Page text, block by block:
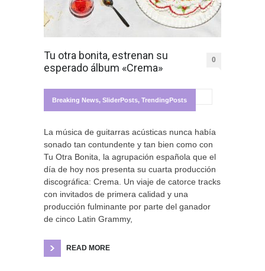
Tu otra bonita, estrenan su
esperado álbum «Crema»
0
Breaking News, SliderPosts, TrendingPosts
La música de guitarras acústicas nunca había
sonado tan contundente y tan bien como con
Tu Otra Bonita, la agrupación española que el
día de hoy nos presenta su cuarta producción
discográfica: Crema. Un viaje de catorce tracks
con invitados de primera calidad y una
producción fulminante por parte del ganador
de cinco Latin Grammy,
READ MORE